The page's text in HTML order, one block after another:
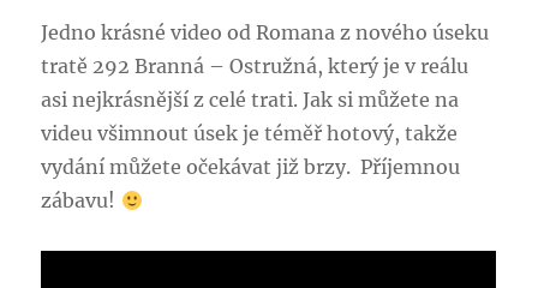
Jedno krásné video od Romana z nového úseku
tratě 292 Branná – Ostružná, který je v reálu
asi nejkrásnější z celé trati. Jak si můžete na
videu všimnout úsek je téměř hotový, takže
vydání můžete očekávat již brzy. Příjemnou
zábavu!